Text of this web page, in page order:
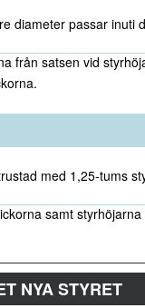
diameter passar inuti
från satsen vid
med 1,25-tums
samt
NYA STYRET